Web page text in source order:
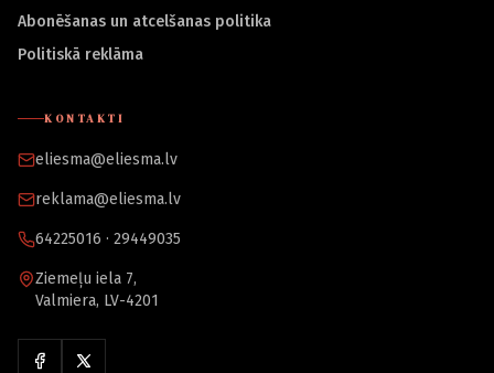
Abonēšanas un atcelšanas politika
Politiskā reklāma
KONTAKTI
eliesma@eliesma.lv
reklama@eliesma.lv
64225016 · 29449035
Ziemeļu iela 7,
Valmiera, LV-4201